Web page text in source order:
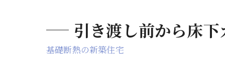
床下
引き渡し前から床
基礎断熱の新築住宅